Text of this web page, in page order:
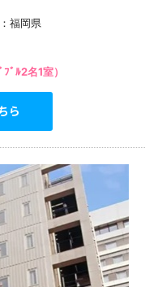
福岡県
ﾙ2名1室）
ら